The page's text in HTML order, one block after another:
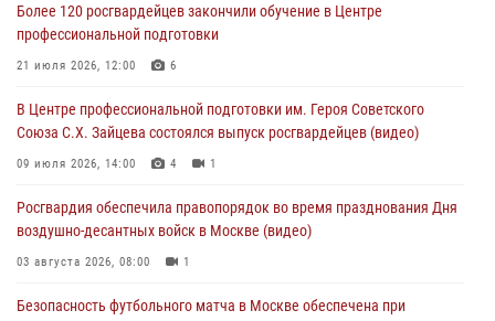
05 августа 2026, 12:39
Московские росгвардейцы обеспечили безопасность проведения
05 августа 2026, 12:35
Делегация МВД Республики Беларусь ознакомилась с передовыми
04 августа 2026, 18:16 5
Более 120 росгвардейцев закончили обучение в Центре
профессиональной подготовки
21 июля 2026, 12:00 6
В Центре профессиональной подготовки им. Героя Советского
Союза С.Х. Зайцева состоялся выпуск росгвардейцев (видео)
09 июля 2026, 14:00 4 1
Росгвардия обеспечила правопорядок во время празднования Дня
воздушно-десантных войск в Москве (видео)
03 августа 2026, 08:00 1
Безопасность футбольного матча в Москве обеспечена при